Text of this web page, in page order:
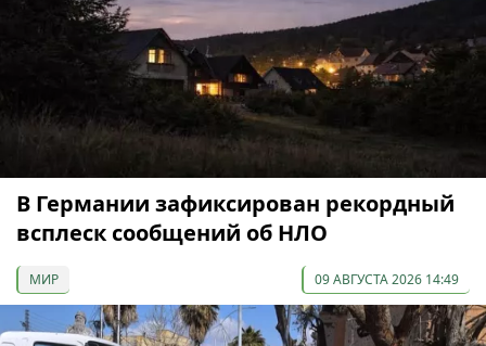
В Германии зафиксирован рекордный
всплеск сообщений об НЛО
МИР 09 АВГУСТА 2026 14:49